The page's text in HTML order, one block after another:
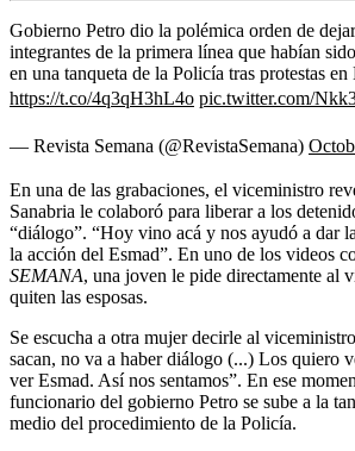
Gobierno Petro dio la polémica orden de
integrantes de la primera línea que habían
en una tanqueta de la Policía tras protestas en
https://t.co/4q3qH3hL4o pic.twitter.com/
— Revista Semana (@RevistaSemana)
En una de las grabaciones, el viceministro
Sanabria le colaboró para liberar a los
“diálogo”. “Hoy vino acá y nos ayudó a dar
la acción del Esmad”. En uno de los videos
SEMANA, una joven le pide directamente al
quiten las esposas.
Se escucha a otra mujer decirle al
sacan, no va a haber diálogo (...) Los quiero
ver Esmad. Así nos sentamos”. En ese
funcionario del gobierno Petro se sube a la
medio del procedimiento de la Policía.